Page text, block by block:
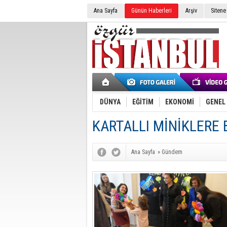
Ana Sayfa Günün Haberleri Arşiv
DÜNYA EĞİTİM EKONOMİ GENEL
KARTALLI MİNİKLERE
Ana Sayfa » Gündem